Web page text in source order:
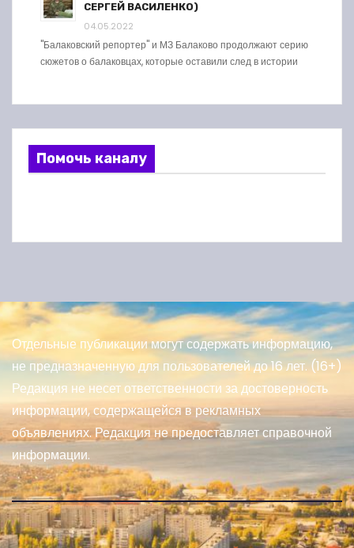
СЕРГЕЙ ВАСИЛЕНКО)
04.05.2022
"Балаковский репортер" и МЗ Балаково продолжают серию
сюжетов о балаковцах, которые оставили след в истории
Помочь каналу
Отдельные публикации могут содержать информацию,
не предназначенную для пользователей до 16 лет. (16+)
Редакция не несет ответственности за достоверность
информации, содержащейся в рекламных
объявлениях. Редакция не предоставляет справочной
информации.